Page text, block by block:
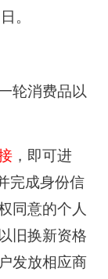
。
轮消费品以
，即可进
完成身份信
同意的个人
旧换新资格
发放相应商